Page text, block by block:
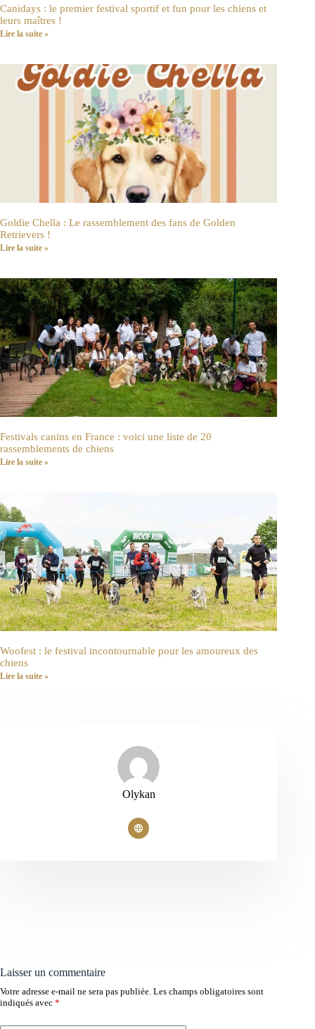
Canidays : le premier festival sportif et fun pour les chiens et
leurs maîtres !
Lire la suite »
Goldie Chella : Le rassemblement des fans de Golden
Retrievers !
Lire la suite »
Festivals canins en France : voici une liste de 20
rassemblements de chiens
Lire la suite »
Woofest : le festival incontournable pour les amoureux des
chiens
Lire la suite »
Olykan
Laisser un commentaire
Votre adresse e-mail ne sera pas publiée. Les champs obligatoires sont
indiqués avec *